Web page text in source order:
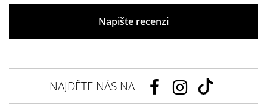
Napište recenzi
NAJDĚTE NÁS NA